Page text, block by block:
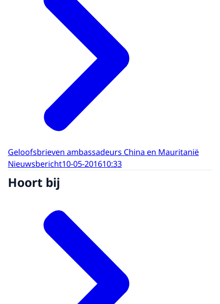
Geloofsbrieven ambassadeurs China en Mauritanië
Nieuwsbericht10-05-201610:33
Hoort bij